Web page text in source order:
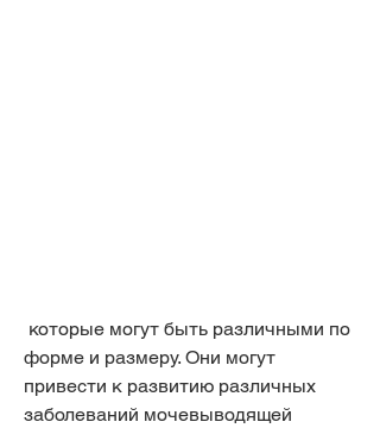
форме и размеру. Они могут
привести к развитию различных
заболеваний мочевыводящей